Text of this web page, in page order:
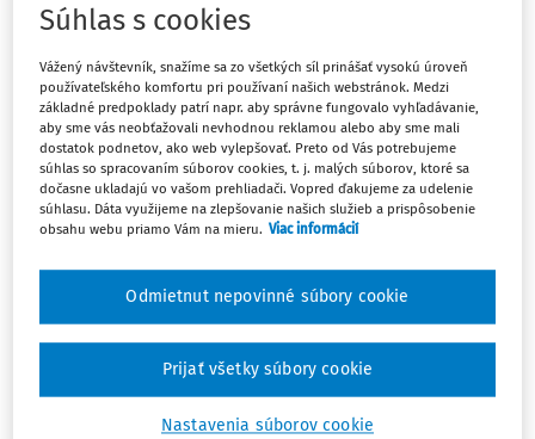
Stavebné a pozemkové právo, kataster nehnuteľností
Filter
Počet vyhľadaných dokumentov:1
Zoradiť podľa:
Najnovšie
Najstaršie
Kataster nehnuteľností a právo na prístup
k informáciám
Materiálna publicita katastra nehnuteľností, ktorej
posilnenie by malo byť jedným zo základných cieľov
Súhlas s cookies
Vážený návštevník, snažíme sa zo všetkých síl prinášať vysokú úroveň
používateľského komfortu pri používaní našich webstránok. Medzi
základné predpoklady patrí napr. aby správne fungovalo vyhľadávanie,
aby sme vás neobťažovali nevhodnou reklamou alebo aby sme mali
dostatok podnetov, ako web vylepšovať. Preto od Vás potrebujeme
súhlas so spracovaním súborov cookies, t. j. malých súborov, ktoré sa
dočasne ukladajú vo vašom prehliadači. Vopred ďakujeme za udelenie
súhlasu. Dáta využijeme na zlepšovanie našich služieb a prispôsobenie
obsahu webu priamo Vám na mieru. Viac informácií
Nastavenia súborov cookie
Odmietnut nepovinné súbory cookie
Prijať všetky súbory cookie